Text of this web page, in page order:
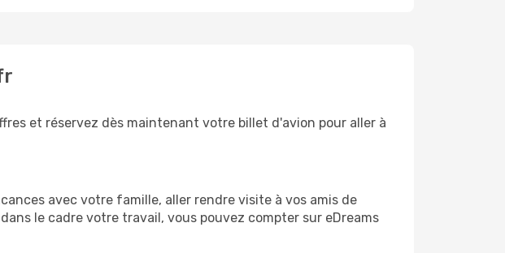
et réservez dès maintenant votre billet d'avion pour aller à
avec votre famille, aller rendre visite à vos amis de
le cadre votre travail, vous pouvez compter sur eDreams